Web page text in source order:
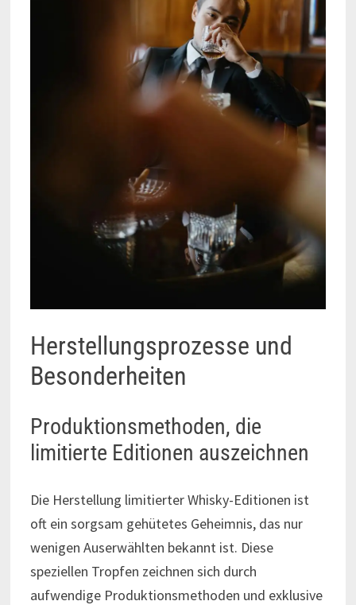
Herstellungsprozesse und
Besonderheiten
Produktionsmethoden, die
limitierte Editionen auszeichnen
Die Herstellung limitierter Whisky-Editionen ist
oft ein sorgsam gehütetes Geheimnis, das nur
wenigen Auserwählten bekannt ist. Diese
speziellen Tropfen zeichnen sich durch
aufwendige Produktionsmethoden und exklusive